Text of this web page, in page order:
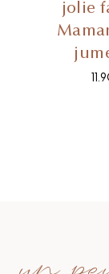
jolie